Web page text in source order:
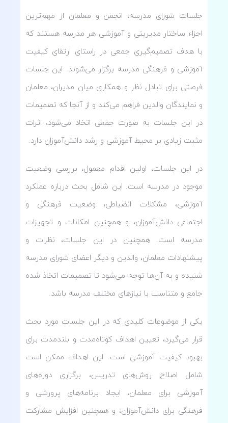
جلسات شورای مدرسه، انجمن و معلمان از مهم‌ترین
اجزاء ساختار مدیریتی و آموزشی هر مدرسه هستند که
با هدف تصمیم‌گیری جمعی در راستای ارتقای کیفیت
آموزشی و فرهنگی مدرسه برگزار می‌شوند. این جلسات
فرصتی برای تبادل نظر و همکاری میان مدیران، معلمان
و نمایندگان والدین فراهم می‌کند و از آنجا که تصمیمات
در این جلسات به صورت جمعی اتخاذ می‌شود، اثرات
مثبت زیادی بر محیط آموزشی و رشد دانش‌آموزان دارد.
در این جلسات، اولین اقدام معمول، بررسی وضعیت
موجود در مدرسه است. این شامل بحث درباره عملکرد
آموزشی، مشکلات انضباطی، وضعیت فرهنگی و
اجتماعی دانش‌آموزان، و همچنین امکانات و تجهیزات
مدرسه است. همچنین در این جلسات، نظرات و
پیشنهادات معلمان، والدین و دیگر اعضای شورای مدرسه
شنیده و به آن‌ها توجه می‌شود تا تصمیمات اتخاذ شده
جامع و متناسب با نیازهای مختلف مدرسه باشد.
یکی از موضوعات کلیدی که در این جلسات مورد بحث
قرار می‌گیرد، تعیین اهداف کوتاه‌مدت و بلندمدت برای
بهبود کیفیت آموزشی است. این اهداف ممکن است
شامل اصلاح روش‌های تدریس، برگزاری دوره‌های
آموزشی برای معلمان، ایجاد برنامه‌های پرورشی و
فرهنگی برای دانش‌آموزان، و همچنین افزایش مشارکت